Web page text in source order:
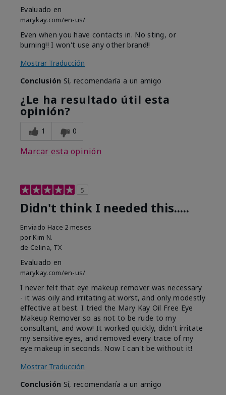
Evaluado en
marykay.com/en-us/
Even when you have contacts in. No sting, or
burning!! I won't use any other brand!!
Mostrar Traducción
Conclusión Sí, recomendaría a un amigo
¿Le ha resultado útil esta
opinión?
1 0
Marcar esta opinión
5
Didn't think I needed this.....
Enviado Hace 2 meses
por Kim N.
de Celina, TX
Evaluado en
marykay.com/en-us/
I never felt that eye makeup remover was necessary
- it was oily and irritating at worst, and only modestly
effective at best. I tried the Mary Kay Oil Free Eye
Makeup Remover so as not to be rude to my
consultant, and wow! It worked quickly, didn't irritate
my sensitive eyes, and removed every trace of my
eye makeup in seconds. Now I can't be without it!
Mostrar Traducción
Conclusión Sí, recomendaría a un amigo